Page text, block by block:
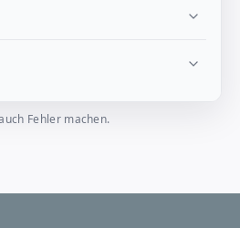
Fehler machen.